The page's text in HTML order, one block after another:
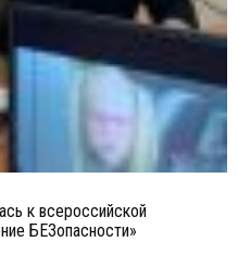
к всероссийской
БЕЗопасности»